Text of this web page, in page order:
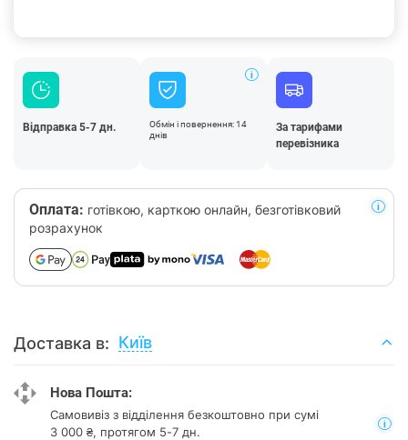
Відправка 5-7 дн.
Обмін і повернення: 14
днів
За тарифами
перевізника
Оплата: готівкою, карткою онлайн, безготівковий
розрахунок
Доставка в: Київ
Нова Пошта:
Самовивіз з відділення безкоштовно при сумі
3 000 ₴, протягом 5-7 дн.